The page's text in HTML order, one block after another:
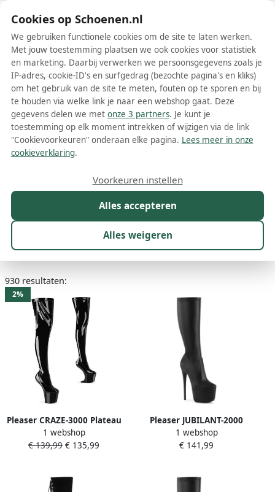
Schoenen.nl
Wis filters Alle filters
Zwarte pleaser dames laarzen
Op zoek naar de perfecte zwarte pleaser dames laarzen? Je bent
aan het juiste adres! Pleaser is een bekend merk in de
ontwerpen. Zwarte laarzen zijn een tijdloos en veelzijdig item in
elke garderobe. Combineer ze met een casual outfit of maak een
statement met een gewaagde avondlook. Zwarte pleaser dames
laarzen zijn er in verschillende stijlen, materialen en hakhoogtes,
waardoor er voor iedereen wel een geschikt paar te vinden is.
Maat Merk 1 Kleur 1 Prijs Materiaal
930 resultaten:
2%
Pleaser CRAZE-3000 Plateau
Overknee Laarzen 37 Shoes
Zwart
1 webshop
€ 139,99 € 135,99
Pleaser JUBILANT-2000
Plateau Laarzen 39 Shoes
Zwart
1 webshop
€ 141,99
Cookies op Schoenen.nl
We gebruiken functionele cookies om de site te laten werken.
Met jouw toestemming plaatsen we ook cookies voor statistiek
en marketing. Daarbij verwerken we persoonsgegevens zoals je
IP-adres, cookie-ID's en surfgedrag (bezochte pagina's en kliks)
om het gebruik van de site te meten, fouten op te sporen en bij
te houden via welke link je naar een webshop gaat. Deze
gegevens delen we met onze 3 partners. Je kunt je
toestemming op elk moment intrekken of wijzigen via de link
"Cookievoorkeuren" onderaan elke pagina. Lees meer in onze
cookieverklaring.
Alles accepteren
Alles weigeren
Voorkeuren instellen